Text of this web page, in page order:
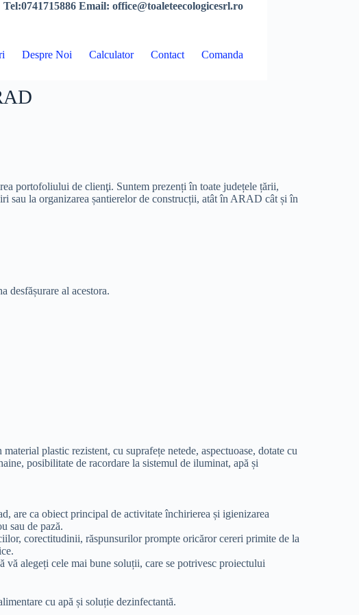
Tel:0741715886 Email: office@toaleteecologicesrl.ro
Despre Noi Calculator Contact Comanda
portofoliului de clienţi. Suntem prezenți în toate județele țării,
la organizarea șantierelor de construcții, atât în ARAD cât și în
desfășurare al acestora.
plastic rezistent, cu suprafețe netede, aspectuoase, dotate cu
posibilitate de racordare la sistemul de iluminat, apă și
are ca obiect principal de activitate închirierea și igienizarea
sau de pază.
corectitudinii, răspunsurilor prompte oricăror cereri primite de la
vă alegeți cele mai bune soluții, care se potrivesc proiectului
cu apă și soluție dezinfectantă.